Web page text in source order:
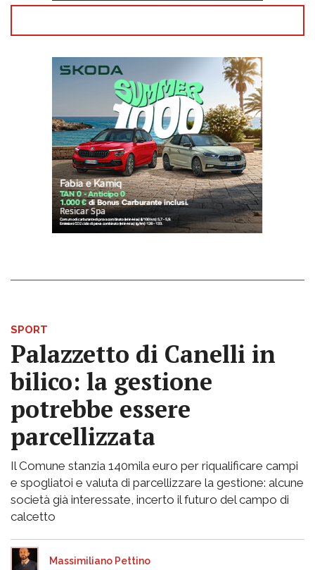
SPORT
Palazzetto di Canelli in
bilico: la gestione
potrebbe essere
parcellizzata
Il Comune stanzia 140mila euro per riqualificare campi
e spogliatoi e valuta di parcellizzare la gestione: alcune
società già interessate, incerto il futuro del campo di
calcetto
Massimiliano Pettino